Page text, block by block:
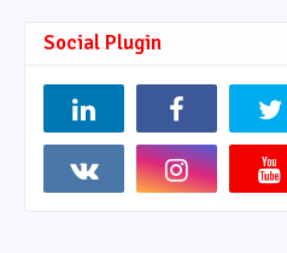
Social Plugin